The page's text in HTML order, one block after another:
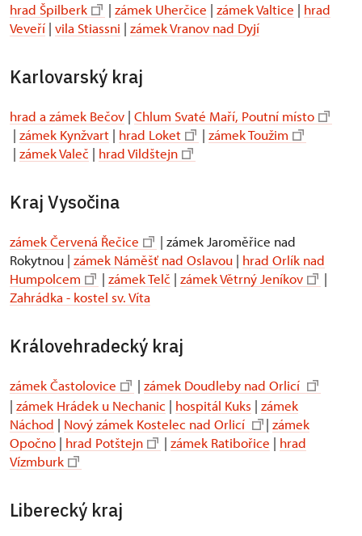
hrad Špilberk | zámek Uherčice | zámek Valtice | hrad
Veveří | vila Stiassni | zámek Vranov nad Dyjí
Karlovarský kraj
hrad a zámek Bečov | Chlum Svaté Maří, Poutní místo
| zámek Kynžvart | hrad Loket | zámek Toužim
| zámek Valeč | hrad Vildštejn
Kraj Vysočina
zámek Červená Řečice
| zámek Jaroměřice nad
Rokytnou | zámek Náměšť nad Oslavou | hrad Orlík nad
Humpolcem
| zámek Telč | zámek Větrný Jeníkov
|
Zahrádka - kostel sv. Víta
Královehradecký kraj
zámek Častolovice | zámek Doudleby nad Orlicí
| zámek Hrádek u Nechanic | hospitál Kuks | zámek
Náchod | Nový zámek Kostelec nad Orlicí | zámek
Opočno | hrad Potštejn | zámek Ratibořice | hrad
Vízmburk
Liberecký kraj